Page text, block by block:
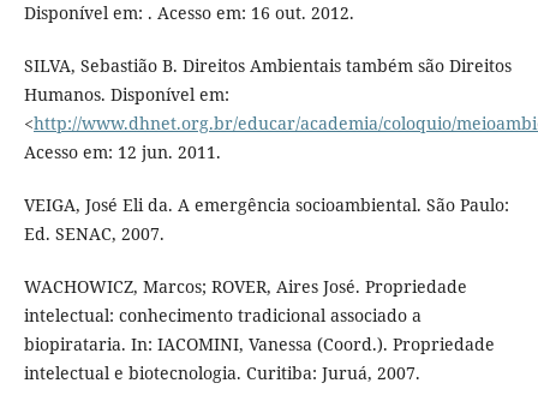
Disponível em: . Acesso em: 16 out. 2012.
SILVA, Sebastião B. Direitos Ambientais também são Direitos
Humanos. Disponível em:
<http://www.dhnet.org.br/educar/academia/coloquio/
Acesso em: 12 jun. 2011.
VEIGA, José Eli da. A emergência socioambiental. São Paulo:
Ed. SENAC, 2007.
WACHOWICZ, Marcos; ROVER, Aires José. Propriedade
intelectual: conhecimento tradicional associado a
biopirataria. In: IACOMINI, Vanessa (Coord.). Propriedade
intelectual e biotecnologia. Curitiba: Juruá, 2007.